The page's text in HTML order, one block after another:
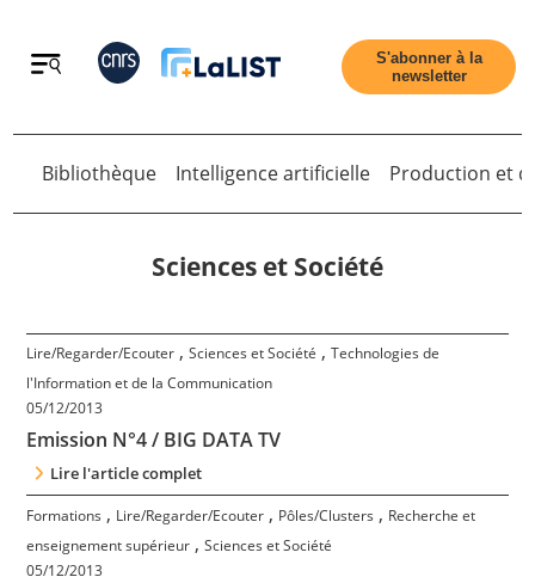
Retour
Accueil
Tous les articles
Qui sommes nous ?
Contact
S'abonner à la
newsletter
Bibliothèque Intelligence artificielle Production et
Sciences et Société
Lire/Regarder/Ecouter ,Sciences et Société ,Technologies de
l'Information et de la Communication
05/12/2013
Emission N°4 / BIG DATA TV
Lire l'article complet
Formations , Lire/Regarder/Ecouter , Pôles/Clusters , Recherche et
enseignement supérieur ,Sciences et Société
05/12/2013